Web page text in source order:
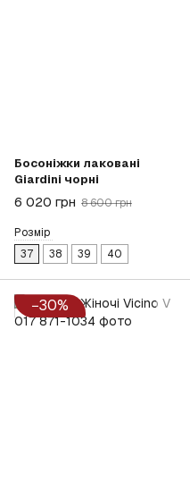
Босоніжки лаковані
Giardini чорні
6 020 грн 8 600 грн
Розмір
37
38 39 40
−30%